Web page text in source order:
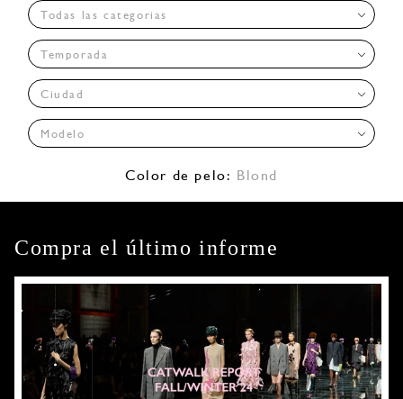
Todas las categorias
Temporada
Ciudad
Modelo
Color de pelo: Blond
Compra el último informe